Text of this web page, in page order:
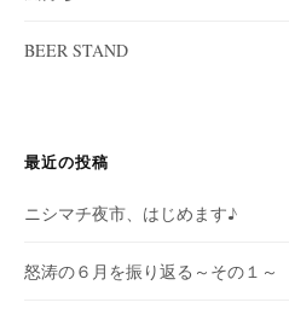
BEER STAND
最近の投稿
ニシマチ夜市、はじめます♪
怒涛の６月を振り返る～その１～